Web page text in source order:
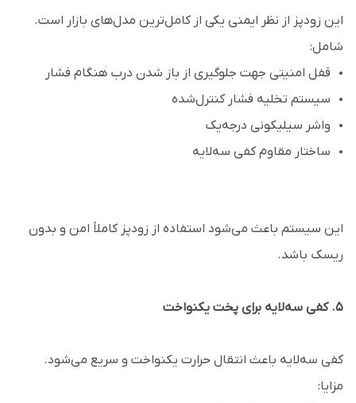
این زودپز از نظر ایمنی یکی از کامل‌ترین مدل‌های بازار است.
شامل:
قفل امنیتی جهت جلوگیری از باز شدن درب هنگام فشار
سیستم تخلیه فشار کنترل‌شده
واشر سیلیکونی درجه‌یک
ساختار مقاوم کفی سه‌لایه
این سیستم باعث می‌شود استفاده از زودپز کاملاً امن و بدون
ریسک باشد.
۵. کفی سه‌لایه برای پخت یکنواخت
کفی سه‌لایه باعث انتقال حرارت یکنواخت و سریع می‌شود.
مزایا: